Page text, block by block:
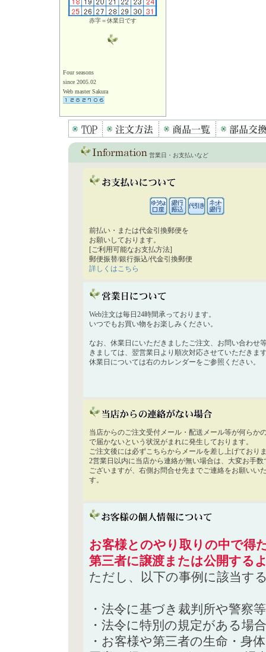
赤字＝休業日です
Four seasons
since 2005.02
Web master Sakura
営業日・お支払いなど
前払い・または代金引換郵便を
お願いしております。
[ご利用可能なお支払方法]
郵便振替/銀行振込/代金引換郵便
詳しくはこちら
Web注文は毎日24時間承っております。
いつでもお買い物をお楽しみください。
なお、休業日にいただきましたご注文、お問い合わせ
きましては、翌営業日より順次対応させていただきま
休業日については右のカレンダーをご参照ください。
当店からのご注文受付メール・配送メール等が何らか
で届かないという状況がまれに発生しております。
ご注文後には必ずこちらからメールを差し上げており
2営業日以内に当店から連絡が無い場合は、大変お手数
ございますが、右側お問合せ先までご連絡をお願いい
す。
お客様とのやり取りの中で得
第三者に譲渡または公開する
ただし、以下の事例に該当す
・法令に基づき裁判所や警察
・法令に特別の規定がある場合
・お客様や第三者の生命・身